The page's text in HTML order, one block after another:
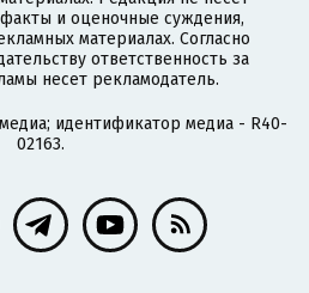
и оценочные суждения,
материалах. Согласно
ответственность за
несет рекламодатель.
идентификатор медиа - R40-
02163.